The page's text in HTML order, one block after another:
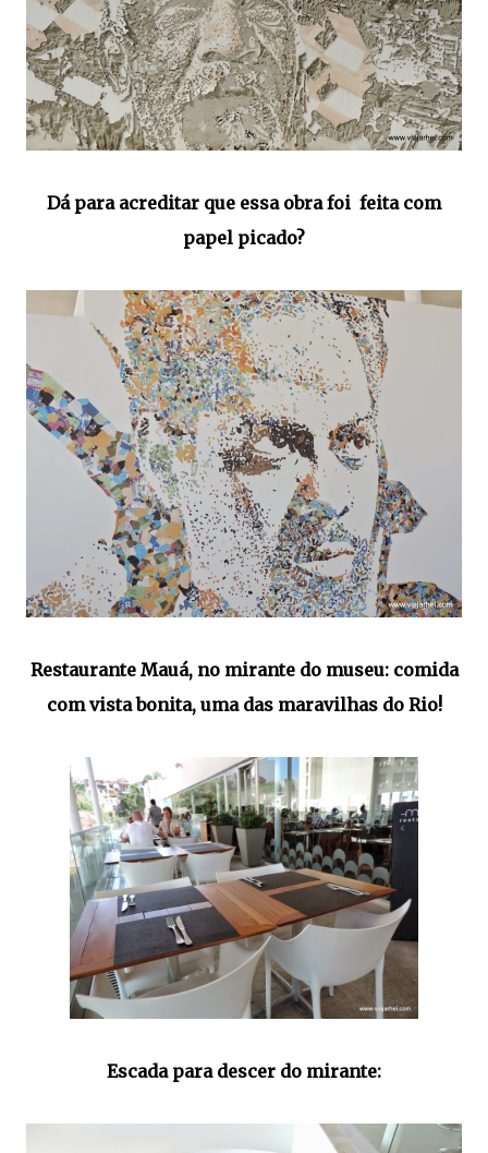
Dá para acreditar que essa obra foi feita com
papel picado?
Restaurante Mauá, no mirante do museu: comida
com vista bonita, uma das maravilhas do Rio!
Escada para descer do mirante: